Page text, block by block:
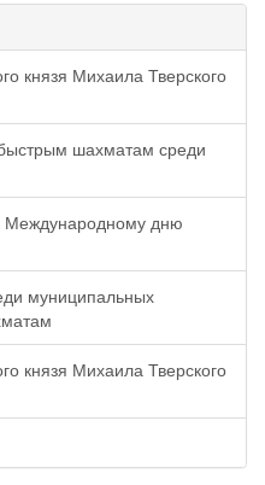
князя Михаила Тверского
шахматам среди
Международному дню
муниципальных
князя Михаила Тверского